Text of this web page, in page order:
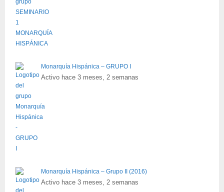
Monarquía Hispánica – GRUPO I
Activo hace 3 meses, 2 semanas
Monarquía Hispánica – Grupo II (2016)
Activo hace 3 meses, 2 semanas